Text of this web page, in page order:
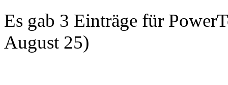
Es gab 3 Einträge für
August 25)